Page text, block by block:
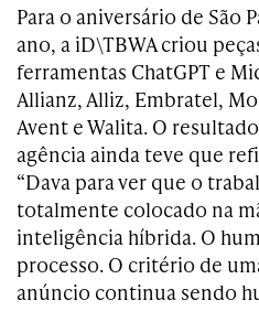
Para o aniversário de São
ano, a iD\TBWA criou
ferramentas ChatGPT e
Allianz, Alliz, Embratel,
Avent e Walita. O
agência ainda teve que
“Dava para ver que o
totalmente colocado na
inteligência híbrida. O
processo. O critério de
anúncio continua sendo